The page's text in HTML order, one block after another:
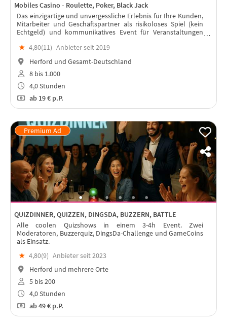
Mobiles Casino - Roulette, Poker, Black Jack
Das einzigartige und unvergessliche Erlebnis für Ihre Kunden,
Mitarbeiter und Geschäftspartner als risikoloses Spiel (kein
Echtgeld) und kommunikatives Event für Veranstaltungen
Casino Personal!
★ 4,80(11) Anbieter seit 2019
Herford und Gesamt-Deutschland
8 bis 1.000
4,0 Stunden
ab19 € p.P.
QUIZDINNER, QUIZZEN, DINGSDA, BUZZERN, BATTLE
Alle coolen Quizshows in einem 3-4h Event. Zwei
Moderatoren, Buzzerquiz, DingsDa-Challenge und GameCoins
als Einsatz.
★ 4,80(9) Anbieter seit 2023
Herford und mehrere Orte
5 bis 200
4,0 Stunden
ab49 € p.P.